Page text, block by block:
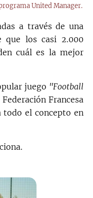
United Manager.
a través de una
que los casi 2.000
cuál es la mejor
juego "Football
Francesa
el concepto en